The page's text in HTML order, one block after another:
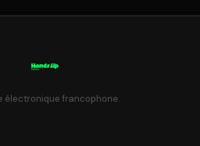
électronique francophone.